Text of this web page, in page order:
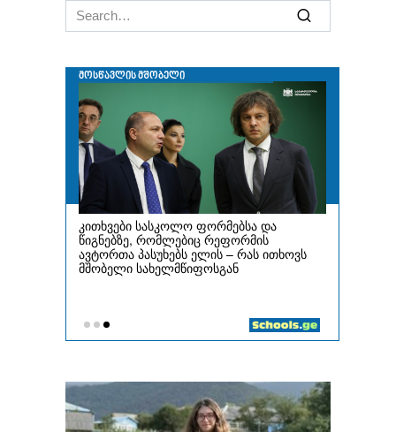
Search
for: